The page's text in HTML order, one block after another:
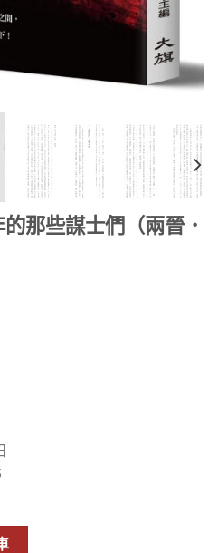
那些謀士們（兩晉．
（兩晉．大唐．兩宋篇） 數量